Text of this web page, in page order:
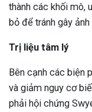
thành các khối mô,
bỏ để tránh gây
Trị liệu tâm lý
Bên cạnh các biện
và giảm nguy cơ
phải hội chứng